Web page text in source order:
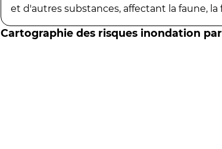
et d'autres substances, affectant la faune, la
Cartographie des risques inondation